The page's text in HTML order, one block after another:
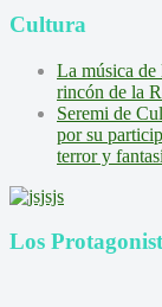
Cultura
La música de
rincón de la
Seremi de
por su
terror y
Los